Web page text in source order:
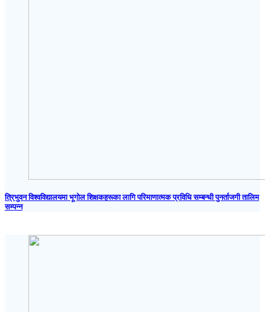
त्रिभुवन विश्वविद्यालयमा भूगोल शिक्षकहरूका लागि परिमाणात्मक प्रविधि सम्बन्धी पुनर्ताजगी तालिम
सम्पन्न